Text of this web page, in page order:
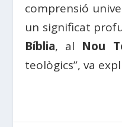
comprensió
un significat
Bíblia, al Nou
teològics”, va